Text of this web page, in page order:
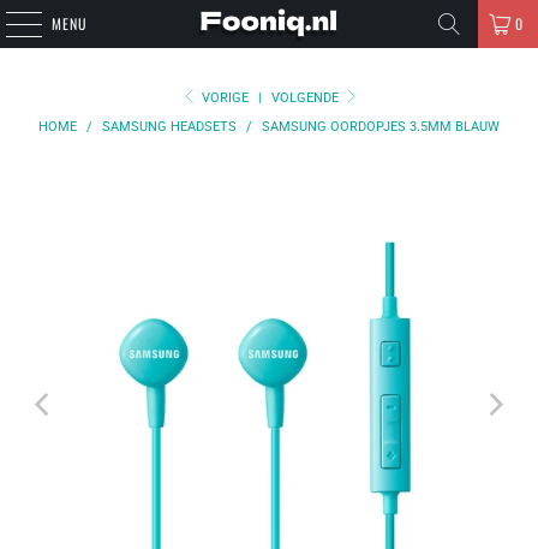
MENU 0
VORIGE |
VOLGENDE
HOME
/ SAMSUNG HEADSETS / SAMSUNG OORDOPJES 3.5MM BLAUW